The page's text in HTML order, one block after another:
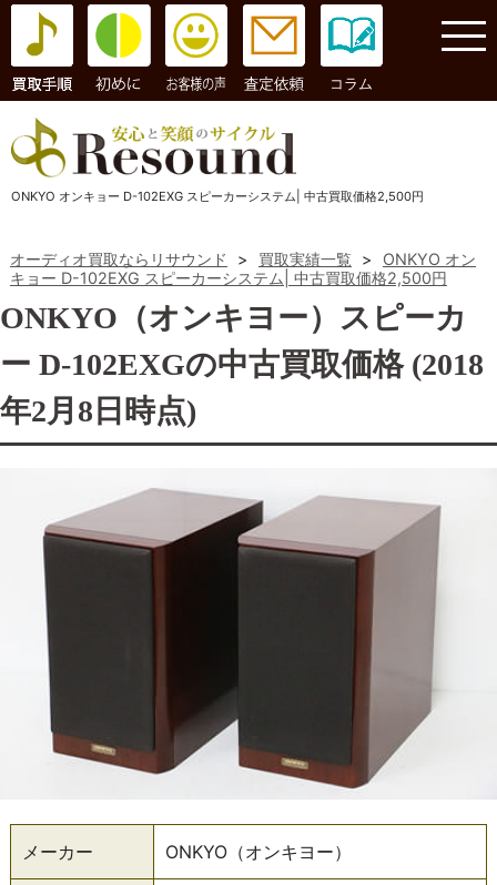
コラム
ONKYO オンキョー D-102EXG スピーカーシステム| 中古買取価格2,500円
オーディオ買取ならリサウンド > 買取実績一覧 >
ONKYO オン
キョー D-102EXG スピーカーシステム| 中古買取価格2,500円
ONKYO（オンキヨー）スピーカ
ー D-102EXGの中古買取価格 (2018
年2月8日時点)
メーカー ONKYO（オンキヨー）